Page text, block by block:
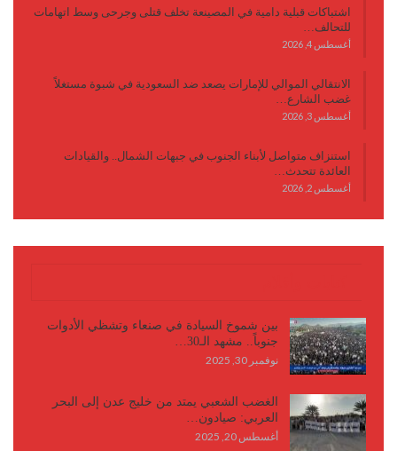
اشتباكات قبلية دامية في المصينعة تخلف قتلى وجرحى وسط اتهامات
للتحالف…
أغسطس 4, 2026
الانتقالي الموالي للإمارات يصعد ضد السعودية في شبوة مستغلاً
غضب الشارع…
أغسطس 3, 2026
استنزاف متواصل لأبناء الجنوب في جبهات الشمال.. والقيادات
العائدة تتحدث…
أغسطس 2, 2026
بين شموخ السيادة في صنعاء وتشظي الأدوات
جنوباً.. مشهد الـ30…
نوفمبر 30, 2025
الغضب الشعبي يمتد من خليج عدن إلى البحر
العربي: صيادون…
أغسطس 20, 2025